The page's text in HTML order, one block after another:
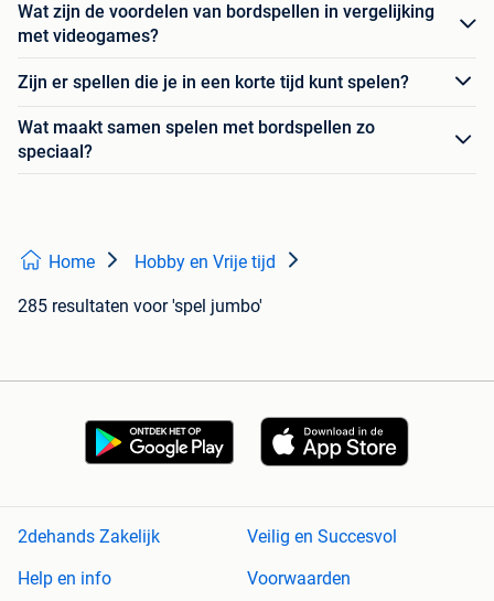
Wat zijn de voordelen van bordspellen in vergelijking
met videogames?
Zijn er spellen die je in een korte tijd kunt spelen?
Wat maakt samen spelen met bordspellen zo
speciaal?
Home Hobby en Vrije tijd
285 resultaten voor 'spel jumbo'
2dehands Zakelijk
Veilig en Succesvol
Help en info
Voorwaarden